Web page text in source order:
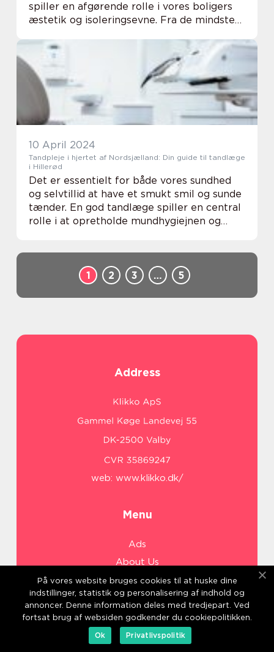
spiller en afgørende rolle i vores boligers
æstetik og isoleringsevne. Fra de mindste
panoramavinduer er det vigtigt at forstå,
hvordan man...
10 April 2024
Tandpleje i hjertet af Nordsjælland: Din guide til tandlæge
i Hillerød
Det er essentielt for både vores sundhed
og selvtillid at have et smukt smil og sunde
tænder. En god tandlæge spiller en central
rolle i at opretholde mundhygiejnen og
1 2 3 … 5
Address
web: www.klikko.dk/
Menu
Ads
About Us
Cookies
Contact
Sitemap
På vores website bruges cookies til at huske dine
indstillinger, statistik og personalisering af indhold og
annoncer. Denne information deles med tredjepart. Ved
fortsat brug af websiden godkender du cookiepolitikken.
Ok
Privatlivspolitik